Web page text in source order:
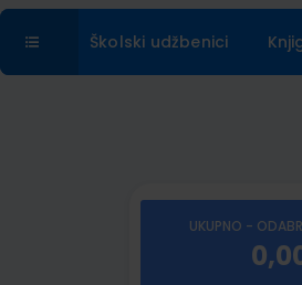
Školski udžbenici
UKUPNO -